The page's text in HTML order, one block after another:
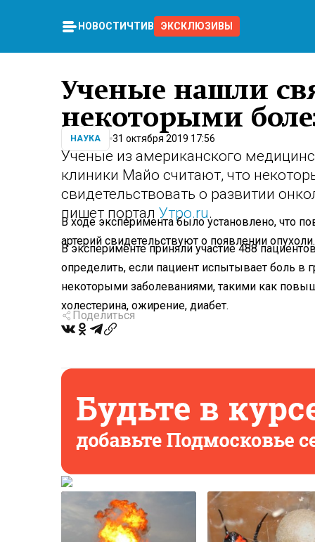
НОВОСТИ ЧТИВО ЭКСКЛЮЗИВЫ
Ученые нашли
некоторыми
НАУКА 31 октября 2019 17:56
Ученые из американского
клиники Майо считают, что
свидетельствовать о развитии
пишет портал Утро.ru.
В ходе эксперимента было установлено, что
артерий свидетельствуют о появлении опухоли.
В эксперименте приняли участие 488
определить, если пациент испытывает боль в
некоторыми заболеваниями, такими как
холестерина, ожирение, диабет.
Поделиться